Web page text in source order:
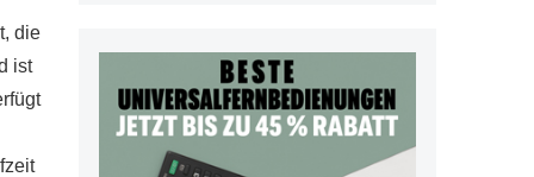
die
ist